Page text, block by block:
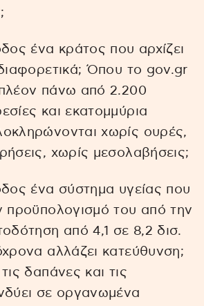
ένα κράτος που αρχίζει
Όπου το gov.gr
πάνω από 2.200
και εκατομμύρια
χωρίς ουρές,
χωρίς μεσολαβήσεις;
ένα σύστημα υγείας που
προϋπολογισμό του από την
από 4,1 σε 8,2 δισ.
αλλάζει κατεύθυνση;
δαπάνες και τις
σε οργανωμένα